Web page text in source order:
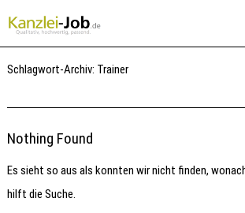
Schlagwort-Archiv: Trainer
Nothing Found
Es sieht so aus als konnten wir nicht finden,
hilft die Suche.